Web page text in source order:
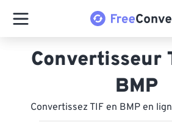
Convertisseur
BMP
Convertissez TIF en BMP en